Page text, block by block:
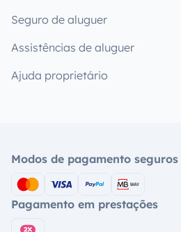
Seguro de aluguer
Assistências de aluguer
Ajuda proprietário
Modos de pagamento seguros
Pagamento em prestações